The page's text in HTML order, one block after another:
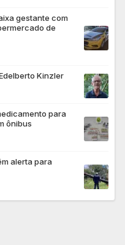
gestante com
de
Kinzler
para
ônibus
alerta para